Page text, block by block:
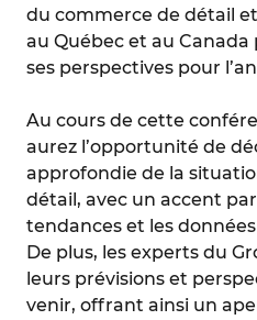
du commerce de détail
au Québec et au Canada
ses perspectives pour
Au cours de cette
aurez l’opportunité de
approfondie de la
détail, avec un accent
tendances et les données
De plus, les experts du
leurs prévisions et
venir, offrant ainsi un